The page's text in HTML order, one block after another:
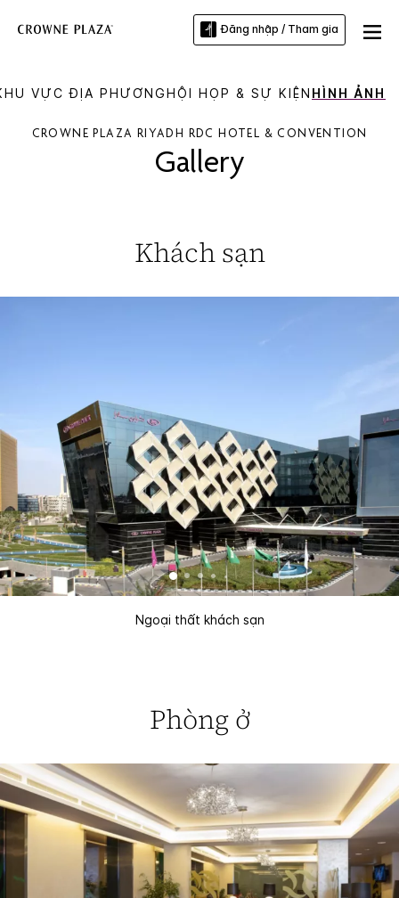
Đăng nhập / Tham gia
VỰC ĐỊA PHƯƠNGHỘI HỌP & SỰ KIỆN HÌNH ẢNH
CROWNE PLAZA RIYADH RDC HOTEL & CONVENTION
Gallery
Khách sạn
Ngoại thất khách sạn
Phòng ở